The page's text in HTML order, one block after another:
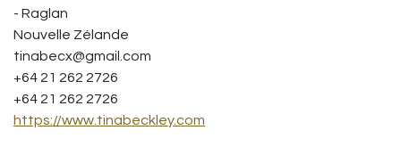
- Raglan
Nouvelle Zélande
tinabecx@gmail.com
+64 21 262 2726
+64 21 262 2726
https://www.tinabeckley.com